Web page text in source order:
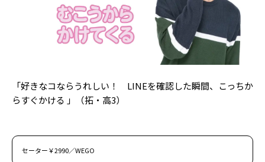
「好きなコならうれしい！ LINEを確認した瞬間、こっちか
らすぐかける 」（拓・高3）
セーター￥2990／WEGO